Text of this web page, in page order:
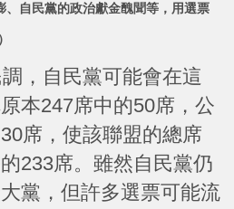
、自民黨的政治獻金醜聞等，用選票
，自民黨可能會在這
本247席中的50席，公
席，使該聯盟的總席
233席。雖然自民黨仍
黨，但許多選票可能流